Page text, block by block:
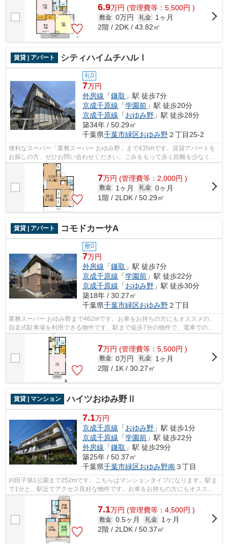
6.9万円 (管理費等：5,500円 )
敷金 0万円 礼金
1ヶ月
2階 / 2DK / 43.82㎡
賃貸 | アパート シティハイムチハルⅠ
礼0
7万円
外房線 「鎌取 」駅 徒歩7分
京成千原線 「学園前 」駅 徒歩20分
京成千原線 「おゆみ野 」駅 徒歩28分
築34年 / 50.29㎡
千葉県千葉市緑区おゆみ野２丁目25-2
便利なスーパー「業務スーパー おゆみ野」まで435mです。賃貸アパートを
お探しの方、ぜひお問い合わせください。ごみをもって歩く距離を少なくし
たい方におすすめしたい敷地内ごみ置き...
7万円 (管理費等：2,000円 )
敷金 1ヶ月 礼金 0ヶ月
1階 / 2LDK / 50.29㎡
賃貸 | アパート コモドカーサA
敷0
7万円
外房線 「鎌取 」駅 徒歩7分
京成千原線 「学園前 」駅 徒歩22分
京成千原線 「おゆみ野 」駅 徒歩30分
築18年 / 30.27㎡
千葉県千葉市緑区おゆみ野２丁目
業務スーパー おゆみ野まで462mです。お車をお持ちの方にもオススメの、
自走式駐車場を利用できる物件です。駅まで徒歩7分の物件で、電車での通
勤にも便利な立地です。株式会社ネイテ...
7万円 (管理費等：5,500円 )
敷金 0万円 礼金
1ヶ月
2階 / 1K / 30.27㎡
賃貸 | マンション ハイツおゆみ野Ⅱ
7.1万円
京成千原線 「おゆみ野 」駅 徒歩1分
京成千原線 「学園前 」駅 徒歩22分
外房線 「鎌取 」駅 徒歩29分
築25年 / 50.37㎡
千葉県千葉市緑区おゆみ野南３丁目
刈田子第1公園まで252mです。こちらはマンションタイプになります。駅ま
で1分と、駅近でアクセス良好な物件です。お車をお持ちの方にもオススメ
の、自走式駐車場を利用できる物件です...
7.1万円 (管理費等：4,500円 )
敷金 0.5ヶ月 礼金
1ヶ月
2階 / 2LDK / 50.37㎡